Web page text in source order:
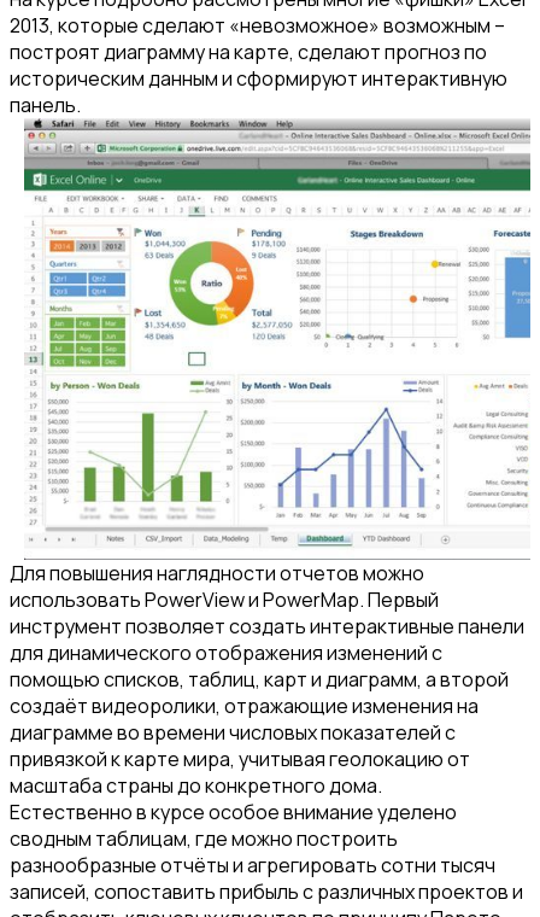
2013, которые сделают «невозможное» возможным –
построят диаграмму на карте, сделают прогноз по
историческим данным и сформируют интерактивную
панель.
Для повышения наглядности отчетов можно
использовать PowerView и PowerMap. Первый
инструмент позволяет создать интерактивные панели
для динамического отображения изменений с
помощью списков, таблиц, карт и диаграмм, а второй
создаёт видеоролики, отражающие изменения на
диаграмме во времени числовых показателей с
привязкой к карте мира, учитывая геолокацию от
масштаба страны до конкретного дома.
Естественно в курсе особое внимание уделено
сводным таблицам, где можно построить
разнообразные отчёты и агрегировать сотни тысяч
записей, сопоставить прибыль с различных проектов и